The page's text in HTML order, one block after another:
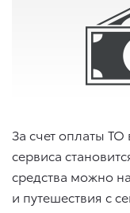
За счет оплаты
сервиса
средства можно
и путешествия с